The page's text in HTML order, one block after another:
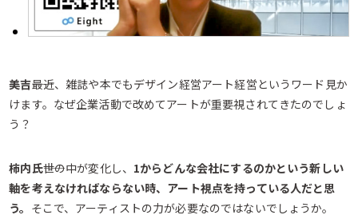
美吉――最近、雑誌や本でもデザイン経営アート経営というワード見か
けます。なぜ企業活動で改めてアートが重要視されてきたのでしょ
う？
柿内氏――世の中が変化し、 1からどんな会社にするのかという新しい
軸を考えなければならない時、アート視点を持っている人だと思
う。 そこで、アーティストの力が必要なのではないでしょうか。